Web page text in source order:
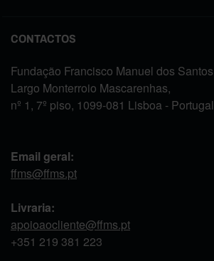
CONTACTOS
Fundação Francisco Manuel dos Santos
Largo Monterroio Mascarenhas,
nº 1, 7º piso, 1099-081 Lisboa - Portugal
Email geral:
ffms@ffms.pt
Livraria:
apoioaocliente@ffms.pt
+351 219 381 223